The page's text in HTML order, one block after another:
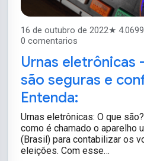
16 de outubro de 2022★ 4.0
0 comentarios
Urnas eletrônicas
são seguras e
Entenda:
Urnas eletrônicas: O que
como é chamado o aparelho
(Brasil) para contabilizar os
eleições. Com esse…